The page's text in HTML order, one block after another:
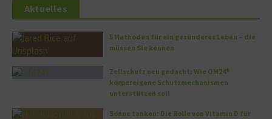
Aktuelles
5 Methoden für ein gesünderes Leben – die
müssen Sie kennen
Zellschutz neu gedacht: Wie OM24®
körpereigene Schutzmechanismen
unterstützen soll
Sonne tanken: Die Rolle von Vitamin D für